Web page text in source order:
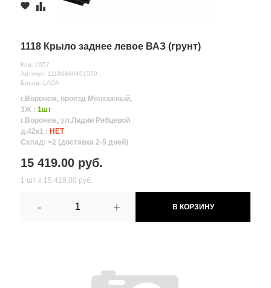
1118 Крыло заднее левое ВАЗ (грунт)
Код: 2957
Артикул: 11180840401570
Бренд: LADA
г.Воронеж, проезд Монтажный,
3Ж : 1шт
г.Воронеж, ул.Лидии Рябцевой
д.42к1 : НЕТ
Склад: >2 (доставка 2-5 дней)
15 419.00 руб.
1 шт х 15 419.00 руб.
- + В КОРЗИНУ